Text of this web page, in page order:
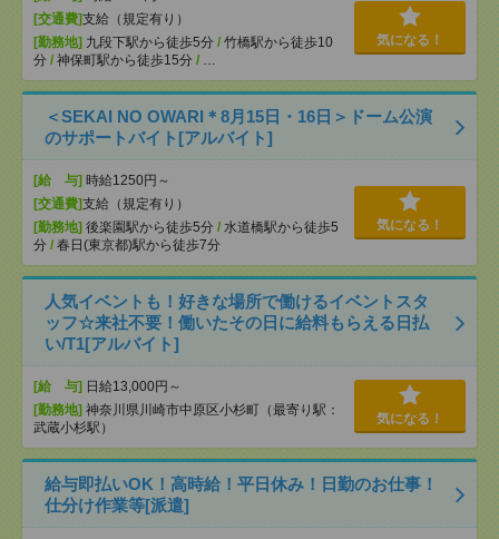
[交通費]支給（規定有り）
[勤務地] 九段下駅から徒歩5分 / 竹橋駅から徒歩10
分 / 神保町駅から徒歩15分 / …
気になる！
＜SEKAI NO OWARI＊8月15日・16日＞ドーム公演
のサポートバイト[アルバイト]
[給 与] 時給1250円～
[交通費]支給（規定有り）
[勤務地] 後楽園駅から徒歩5分 / 水道橋駅から徒歩5
分 / 春日(東京都)駅から徒歩7分
気になる！
人気イベントも！好きな場所で働けるイベントスタ
ッフ☆来社不要！働いたその日に給料もらえる日払
い/T1[アルバイト]
[給 与] 日給13,000円～
[勤務地] 神奈川県川崎市中原区小杉町（最寄り駅：
武蔵小杉駅）
気になる！
給与即払いOK！高時給！平日休み！日勤のお仕事！
仕分け作業等[派遣]